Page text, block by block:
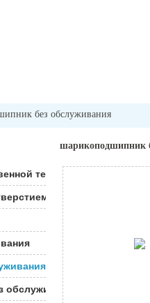
без обслуживания
техники
шарикоподшипник